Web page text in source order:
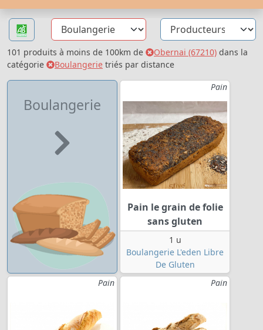
101 produits à moins de 100km de Obernai (67210) dans la
catégorie
Boulangerie triés par distance
Boulangerie
Pain
Pain le grain de folie
sans gluten
1 u
Boulangerie L'eden Libre
De Gluten
Pain
Pain